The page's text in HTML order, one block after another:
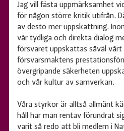
Jag vill fästa uppmärksamhet
för någon större kritik utifrån.
av desto mer uppskattning.
vår tydliga och direkta dialog
försvaret uppskattas såväl
försvarsmaktens
övergripande säkerheten
och vår kultur av samverkan.
Våra styrkor är alltså allmänt
håll har man rentav förundrat
varit så redo att bli medlem i